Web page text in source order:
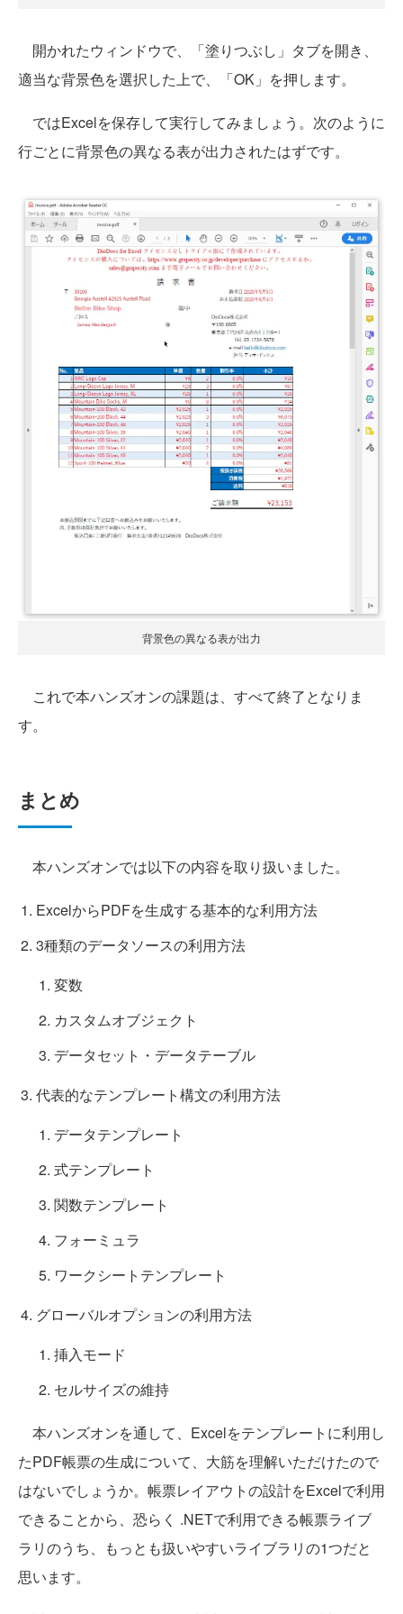
開かれたウィンドウで、「塗りつぶし」タブを開き、
適当な背景色を選択した上で、「OK」を押します。
ではExcelを保存して実行してみましょう。次のように
行ごとに背景色の異なる表が出力されたはずです。
背景色の異なる表が出力
これで本ハンズオンの課題は、すべて終了となりま
す。
まとめ
本ハンズオンでは以下の内容を取り扱いました。
ExcelからPDFを生成する基本的な利用方法
3種類のデータソースの利用方法
変数
カスタムオブジェクト
データセット・データテーブル
代表的なテンプレート構文の利用方法
データテンプレート
式テンプレート
関数テンプレート
フォーミュラ
ワークシートテンプレート
グローバルオプションの利用方法
挿入モード
セルサイズの維持
本ハンズオンを通して、Excelをテンプレートに利用し
たPDF帳票の生成について、大筋を理解いただけたので
はないでしょうか。帳票レイアウトの設計をExcelで利用
できることから、恐らく .NETで利用できる帳票ライブ
ラリのうち、もっとも扱いやすいライブラリの1つだと
思います。